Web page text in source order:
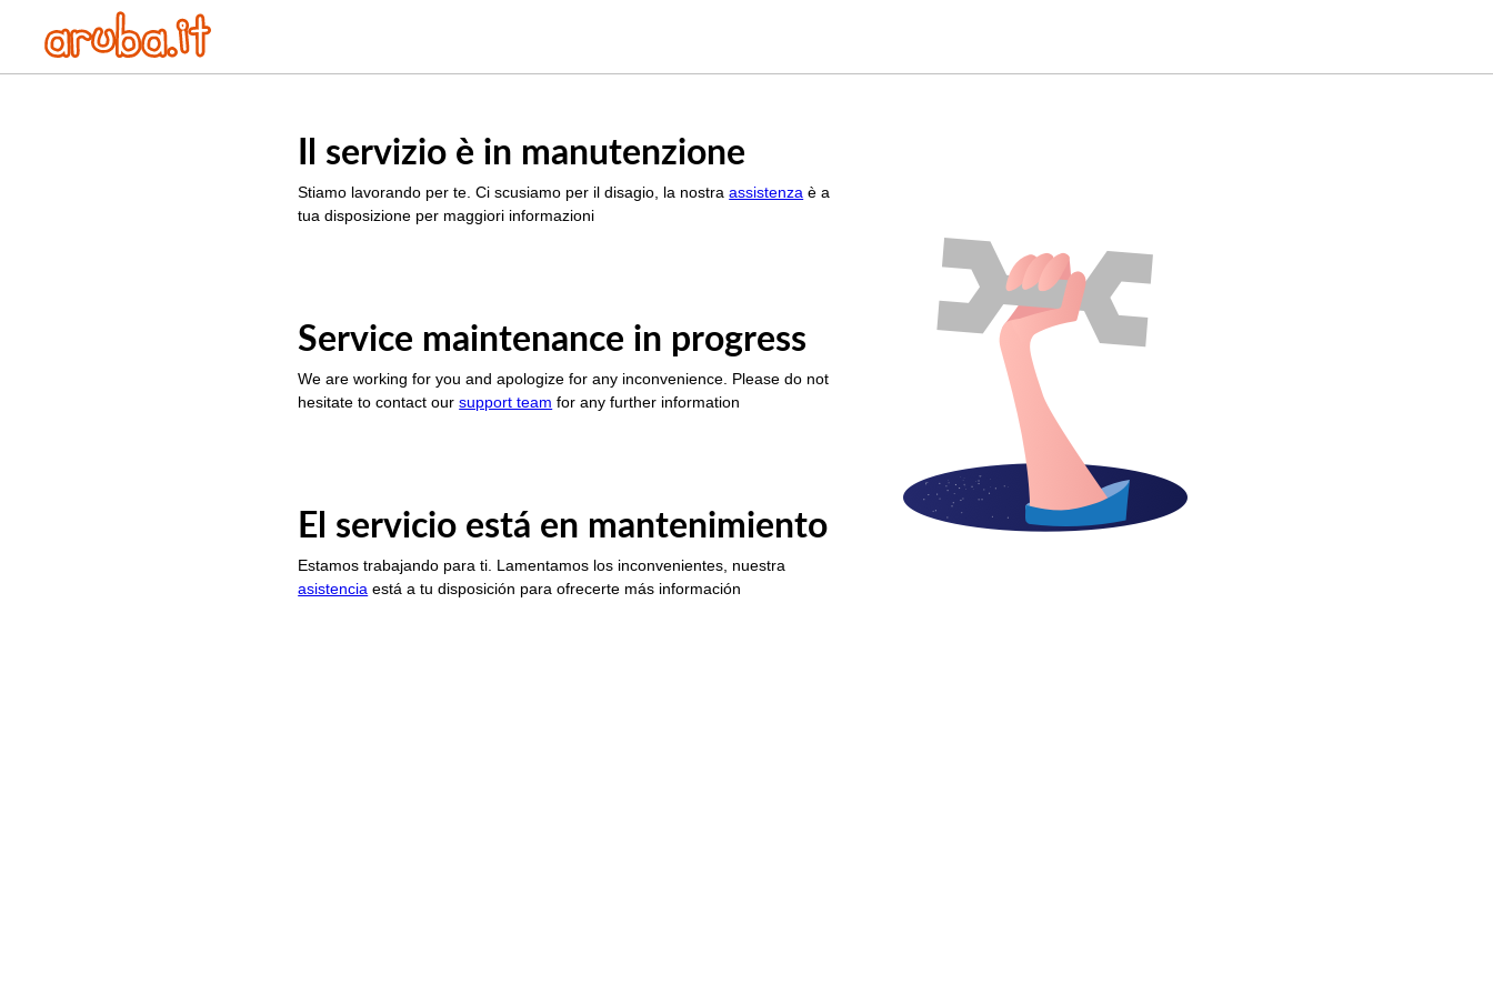
Il servizio è in manutenzione
Stiamo lavorando per te. Ci scusiamo per il disagio, la nostraassistenza è a
tua disposizione per maggiori informazioni
Service maintenance in progress
We are working for you and apologize for any inconvenience. Please do not
hesitate to contact oursupport team for any further information
El servicio está en mantenimiento
Estamos trabajando para ti. Lamentamos los inconvenientes, nuestra
asistencia está a tu disposición para ofrecerte más información